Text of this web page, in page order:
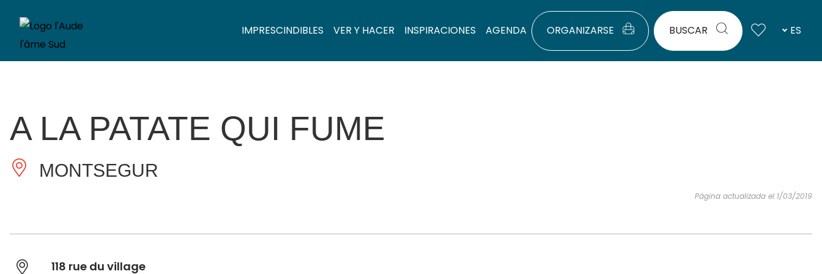
IMPRESCINDIBLES VER Y HACER INSPIRACIONES AGENDA ORGANIZARSE BUSCAR ES
A LA PATATE QUI FUME
MONTSEGUR
Página actualizada el 1/03/2019
118 rue du village